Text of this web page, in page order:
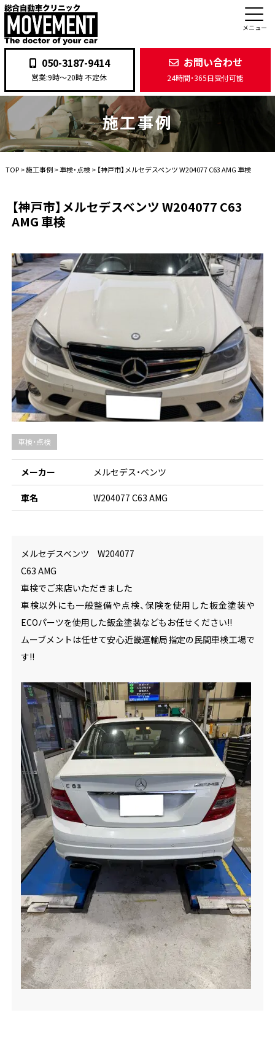
メニュー
050-3187-9414
営業:9時〜20時 不定休
お問い合わせ
24時間・365日受付可能
施工事例
TOP>施工事例>車検・点検> 【神戸市】メルセデスベンツ W204077 C63 AMG 車検
【神戸市】メルセデスベンツ W204077 C63
AMG 車検
車検・点検
メーカー メルセデス・ベンツ
車名 W204077 C63 AMG
メルセデスベンツ W204077
C63 AMG
車検でご来店いただきました
車検以外にも一般整備や点検、保険を使用した板金塗装や
ECOパーツを使用した鈑金塗装などもお任せください!!
ムーブメントは任せて安心近畿運輸局指定の民間車検工場で
す!!